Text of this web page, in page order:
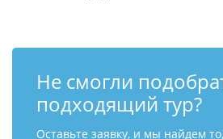
Не смогли
подходящий тур?
Оставьте заявку, и мы найдем